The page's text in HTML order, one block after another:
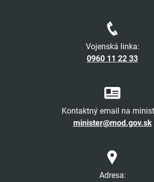
Vojenská linka:
0960 11 22 33
Kontaktný email na
minister@mod.gov.sk
Adresa: